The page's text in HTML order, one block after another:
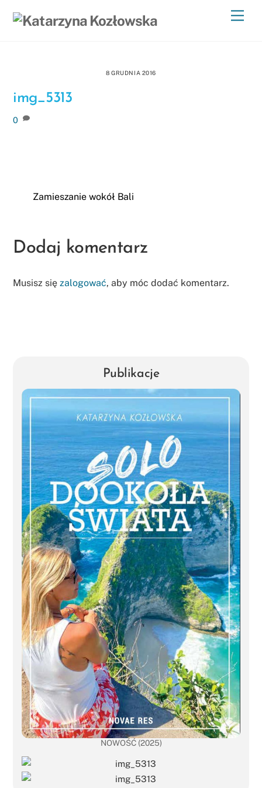
8 GRUDNIA 2016
img_5313
0
Zamieszanie wokół Bali
Dodaj komentarz
Musisz sięzalogować, aby móc dodać komentarz.
Publikacje
NOWOŚĆ (2025)